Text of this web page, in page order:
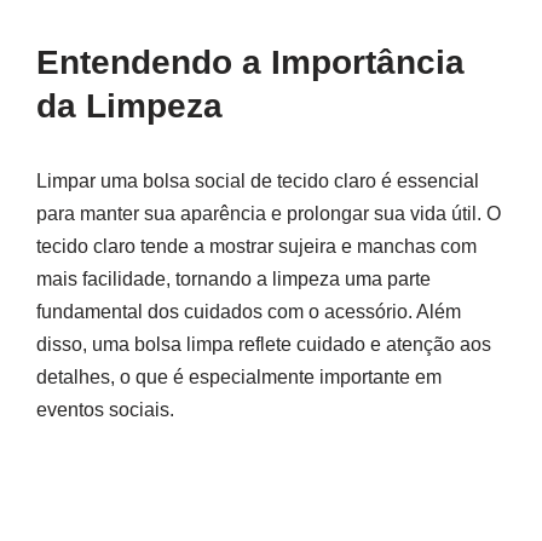
Entendendo a Importância
da Limpeza
Limpar uma bolsa social de tecido claro é essencial
para manter sua aparência e prolongar sua vida útil. O
tecido claro tende a mostrar sujeira e manchas com
mais facilidade, tornando a limpeza uma parte
fundamental dos cuidados com o acessório. Além
disso, uma bolsa limpa reflete cuidado e atenção aos
detalhes, o que é especialmente importante em
eventos sociais.